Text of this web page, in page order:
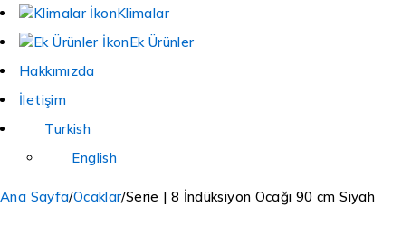
Klimalar
Ek Ürünler
Hakkımızda
İletişim
Turkish
English
Ana Sayfa/Ocaklar/Serie | 8 İndüksiyon Ocağı 90 cm Siyah